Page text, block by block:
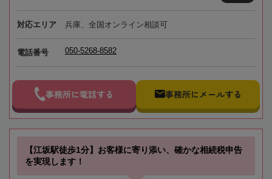
対応エリア 兵庫、全国オンライン相談可
電話番号 050-5268-8582
事務所に電話する 事務所にメールする
【江坂駅徒歩1分】お客様に寄り添い、確かな相続税申告
を実現します！